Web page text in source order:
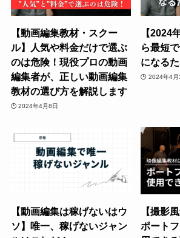
【動画編集教材・スクー
ル】人気や料金だけで選ぶ
のは危険！現役プロの動画
編集者が、正しい動画編集
教材の選び方を解説します
2024年4月8日
【2024
ら最短
になる
2024年4月
【動画編集は稼げないはウ
ソ】唯一、稼げないジャン
【撮影
ポート